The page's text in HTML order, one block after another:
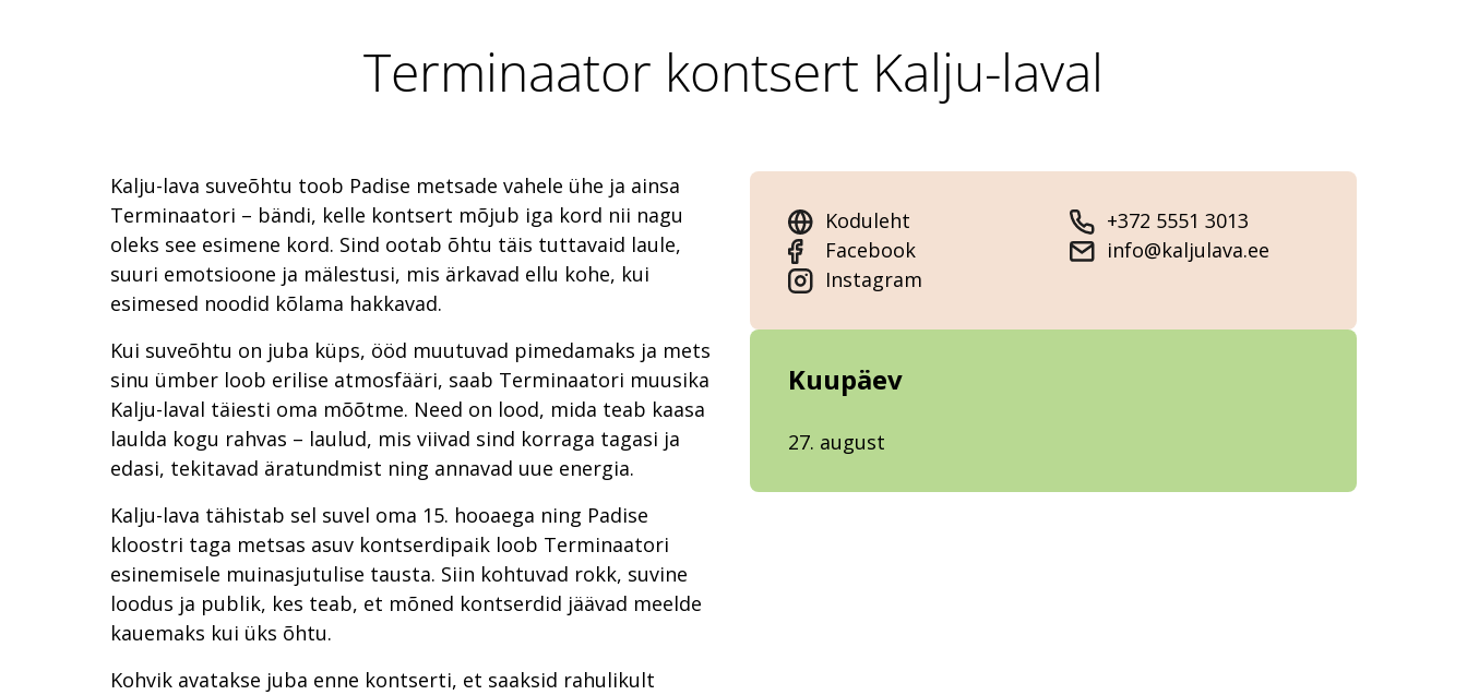
Terminaator kontsert Kalju-laval
Kalju-lava suveõhtu toob Padise metsade vahele ühe ja ainsa
Terminaatori – bändi, kelle kontsert mõjub iga kord nii nagu
oleks see esimene kord. Sind ootab õhtu täis tuttavaid laule,
suuri emotsioone ja mälestusi, mis ärkavad ellu kohe, kui
esimesed noodid kõlama hakkavad.
Kui suveõhtu on juba küps, ööd muutuvad pimedamaks ja mets
sinu ümber loob erilise atmosfääri, saab Terminaatori muusika
Kalju-laval täiesti oma mõõtme. Need on lood, mida teab kaasa
laulda kogu rahvas – laulud, mis viivad sind korraga tagasi ja
edasi, tekitavad äratundmist ning annavad uue energia.
Kalju-lava tähistab sel suvel oma 15. hooaega ning Padise
kloostri taga metsas asuv kontserdipaik loob Terminaatori
esinemisele muinasjutulise tausta. Siin kohtuvad rokk, suvine
loodus ja publik, kes teab, et mõned kontserdid jäävad meelde
kauemaks kui üks õhtu.
Kohvik avatakse juba enne kontserti, et saaksid rahulikult
Koduleht
Facebook
Instagram
+372 5551 3013
info@kaljulava.ee
Kuupäev
27. august